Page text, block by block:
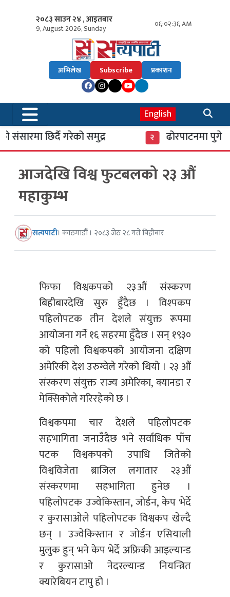
२०८३ साउन २४ , आइतबार
9, August 2026, Sunday ०६:०२:३७ AM
अभिलेख Subscribe प्रकाशन
English
छिर्दै गरेको समुद्र ढोरपाटनमा पुगे ३७
आजदेखि विश्व फुटबलको २३ औं
महाकुम्भ
सत्यपाटी। काठमाडौं । २०८३ जेठ २८ गते बिहीबार
फिफा विश्वकपको २३औं संस्करण
बिहीबारदेखि सुरु हुँदैछ । विश्पकप
पहिलोपटक तीन देशले संयुक्त रूपमा
आयोजना गर्ने १६ सहरमा हुँदैछ । सन् १९३०
को पहिलो विश्वकपको आयोजना दक्षिण
अमेरिकी देश उरुग्वेले गरेको थियो । २३ औं
संस्करण संयुक्त राज्य अमेरिका, क्यानडा र
मेक्सिकोले गरिरहेको छ ।
विश्वकपमा चार देशले पहिलोपटक
सहभागिता जनाउँदैछ भने सर्वाधिक पाँच
पटक विश्वकपको उपाधि जितेको
विश्वविजेता ब्राजिल लगातार २३औं
संस्करणमा सहभागिता हुनेछ ।
पहिलोपटक उज्वेकिस्तान, जोर्डन, केप भेर्दे
र कुरासाओले पहिलोपटक विश्वकप खेल्दै
छन् । उज्वेकिस्तान र जोर्डन एसियाली
मुलुक हुन् भने केप भेर्दे अफ्रिकी आइल्यान्ड
र कुरासाओ नेदरल्यान्ड नियन्त्रित
क्यारेबियन टापु हो ।